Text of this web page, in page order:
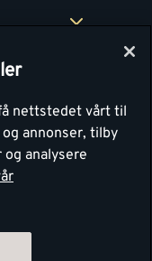
nettstedet vårt til
annonser, tilby
analysere